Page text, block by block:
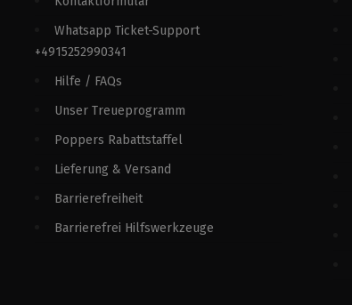
Whatsapp Ticket-Support
+4915252990341
Hilfe / FAQs
Unser Treueprogramm
Poppers Rabattstaffel
Lieferung & Versand
Barrierefreiheit
Barrierefrei Hilfswerkzeuge